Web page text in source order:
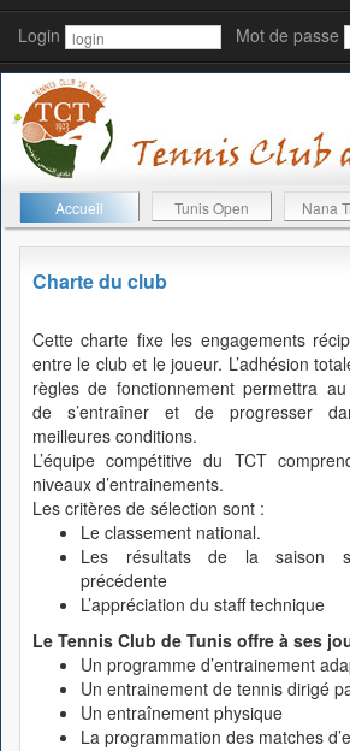
Login Mot de passe
Accueil Tunis Open Nana
Charte du club
Cette charte fixe les engagements
entre le club et le joueur. L’adhésion
règles de fonctionnement permettra
de s’entraîner et de progresser
meilleures conditions.
L’équipe compétitive du TCT
niveaux d’entrainements.
Les critères de sélection sont :
Le classement national.
Les résultats de la saison
précédente
L’appréciation du staff technique
Le Tennis Club de Tunis offre à ses
Un programme d’entrainement
Un entrainement de tennis dirigé
Un entraînement physique
La programmation des matches